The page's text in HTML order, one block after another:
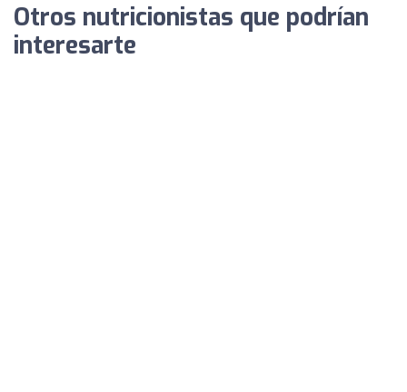
Otros nutricionistas que podrían
interesarte